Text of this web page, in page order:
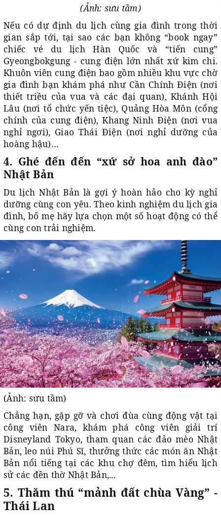
(Ảnh: sưu tầm)
Nếu có dự định du lịch cùng gia đình trong thời
gian sắp tới, tại sao các bạn không “book ngay”
chiếc vé du lịch Hàn Quốc và “tiến cung”
Gyeongbokgung - cung điện lớn nhất xứ kim chi.
Khuôn viên cung điện bao gồm nhiều khu vực chờ
gia đình bạn khám phá như Cần Chính Điện (nơi
thiết triều của vua và các đại quan), Khánh Hội
Lâu (nơi tổ chức yến tiệc), Quảng Hòa Môn (cổng
chính của cung điện), Khang Ninh Điện (nơi vua
nghỉ ngơi), Giao Thái Điện (nơi nghỉ dưỡng của
hoàng hậu)…
4. Ghé đến đến “xứ sở hoa anh đào”
Nhật Bản
Du lịch Nhật Bản là gợi ý hoàn hảo cho kỳ nghỉ
dưỡng cùng con yêu. Theo kinh nghiệm du lịch gia
đình, bố mẹ hãy lựa chọn một số hoạt động có thể
cùng con trải nghiệm.
(Ảnh: sưu tầm)
Chẳng hạn, gặp gỡ và chơi đùa cùng động vật tại
công viên Nara, khám phá công viên giải trí
Disneyland Tokyo, tham quan các đảo mèo Nhật
Bản, leo núi Phú Sĩ, thưởng thức các món ăn Nhật
Bản nổi tiếng tại các khu chợ đêm, tìm hiểu lịch
sử các đền thờ Nhật Bản,...
5. Thăm thú “mảnh đất chùa Vàng” -
Thái Lan